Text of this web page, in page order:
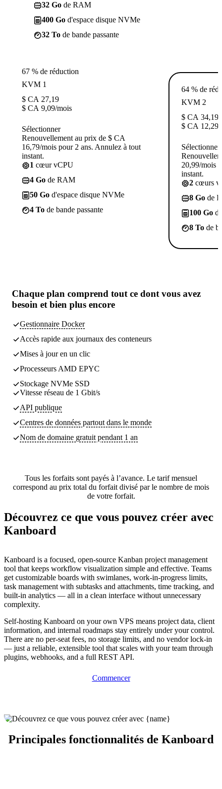
32 Go de RAM
400 Go d'espace disque NVMe
32 To de bande passante
67 % de réduction
KVM 1
$ CA 27,19
$ CA 9,09/mois
Sélectionner
Renouvellement au prix de $ CA
16,79/mois pour 2 ans. Annulez à tout
instant.
1 cœur vCPU
4 Go de RAM
50 Go d'espace disque NVMe
4 To de bande passante
64 % de
KVM 2
$ CA 34,19
$ CA 12,29
Sélectionner
20,99/mois
instant.
2 cœurs
8 Go de
100 Go
8 To de
Chaque plan comprend tout ce dont vous avez
besoin et bien plus encore
Gestionnaire Docker
Accès rapide aux journaux des conteneurs
Mises à jour en un clic
Processeurs AMD EPYC
Stockage NVMe SSD
Vitesse réseau de 1 Gbit/s
API publique
Centres de données partout dans le monde
Nom de domaine gratuit pendant 1 an
Tous les forfaits sont payés à l’avance. Le tarif mensuel
correspond au prix total du forfait divisé par le nombre de mois
de votre forfait.
Découvrez ce que vous pouvez créer avec
Kanboard
Kanboard is a focused, open-source Kanban project management
tool that keeps workflow visualization simple and effective. Teams
get customizable boards with swimlanes, work-in-progress limits,
task management with subtasks and attachments, time tracking, and
built-in analytics — all in a clean interface without unnecessary
complexity.
Self-hosting Kanboard on your own VPS means project data, client
information, and internal roadmaps stay entirely under your control.
There are no per-seat fees, no storage limits, and no vendor lock-in
— just a reliable, extensible tool that scales with your team through
plugins, webhooks, and a full REST API.
Commencer
Principales fonctionnalités de Kanboard